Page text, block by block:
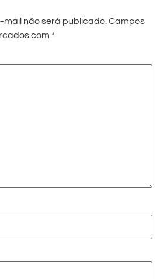
mail não será publicado. Campos
com *